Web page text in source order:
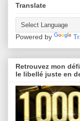
Translate
Powered by
Retrouvez mon
le libellé juste en